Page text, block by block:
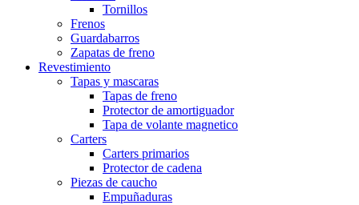
Tornillos
Frenos
Guardabarros
Zapatas de freno
Revestimiento
Tapas y mascaras
Tapas de freno
Protector de amortiguador
Tapa de volante magnetico
Carters
Carters primarios
Protector de cadena
Piezas de caucho
Empuñaduras